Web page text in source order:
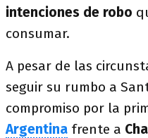
intenciones de robo
consumar.
A pesar de las
seguir su rumbo a
compromiso por la
Argentina frente a